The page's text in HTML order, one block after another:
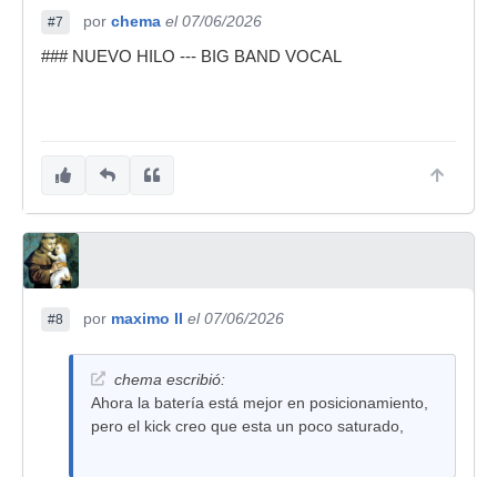
#7 por chema el 07/06/2026
### NUEVO HILO --- BIG BAND VOCAL
#8 por maximo II el 07/06/2026
chema escribió:
Ahora la batería está mejor en posicionamiento,
pero el kick creo que esta un poco saturado,